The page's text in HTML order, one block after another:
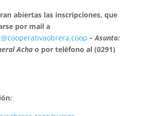
abiertas las inscripciones, que
por mail a
–Asunto:
Acha o por teléfono al (0291)